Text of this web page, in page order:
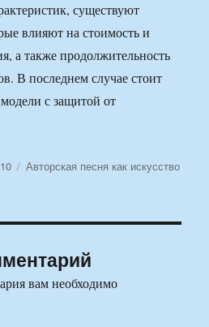
существуют
влияют на стоимость и
а также продолжительность
В последнем случае стоит
с защитой от
Рубрики
Авторская песня как искусство
вам необходимо